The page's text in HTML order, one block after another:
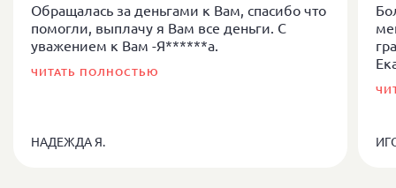
Обращалась за деньгами к Вам, спасибо что
помогли, выплачу я Вам все деньги. С
уважением к Вам -Я******а.
ЧИТАТЬ ПОЛНОСТЬЮ
НАДЕЖДА Я.